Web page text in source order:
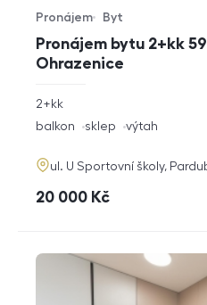
Pronájem bytu 2+kk
Ohrazenice
Typ nabídky
Pronájem
Typ nemovitosti
Byt
rozměry
dispozice
2+kk
funkce
balkon sklep výtah
adresa
ul. U Sportovní školy,
cena
20 000 Kč